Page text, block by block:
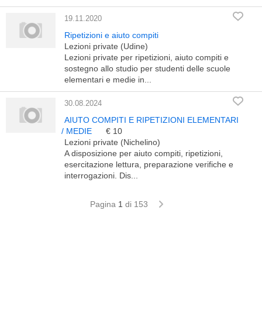
19.11.2020
Ripetizioni e aiuto compiti
Lezioni private (Udine)
Lezioni private per ripetizioni, aiuto compiti e
sostegno allo studio per studenti delle scuole
elementari e medie in...
30.08.2024
AIUTO COMPITI E RIPETIZIONI ELEMENTARI
/ MEDIE
€ 10
Lezioni private (Nichelino)
A disposizione per aiuto compiti, ripetizioni,
esercitazione lettura, preparazione verifiche e
interrogazioni. Dis...
Pagina 1 di 153